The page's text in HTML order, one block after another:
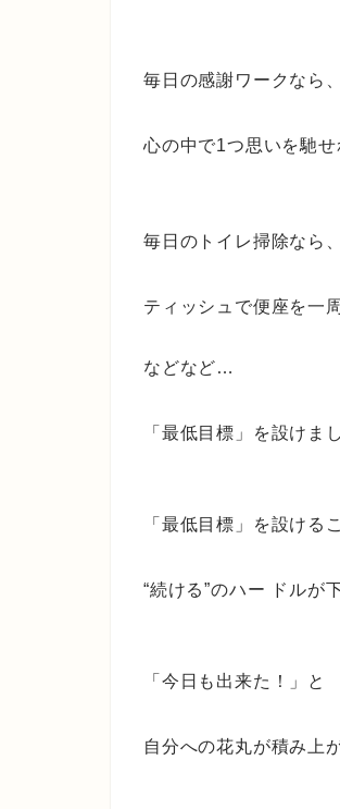
毎日の感謝ワークなら、
心の中で1つ思いを馳せ
毎日のトイレ掃除なら、
ティッシュで便座を一
などなど…
「最低目標」を設けま
「最低目標」を設ける
“続ける”のハー ドルが
「今日も出来た！」と
自分への花丸が積み上